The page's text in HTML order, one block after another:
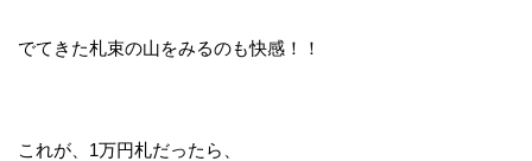
でてきた札束の山をみるのも快感！！
これが、1万円札だったら、